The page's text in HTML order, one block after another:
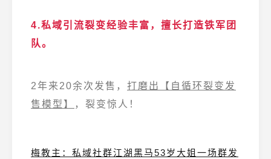
4.私域引流裂变经验丰富，擅长打造铁军团
队。
2年来20余次发售， 打磨出【自循环裂变发
售模型】
，裂变惊人！
梅教主：私域社群江湖黑马53岁大姐一场群发